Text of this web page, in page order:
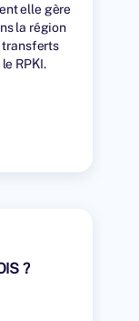
elle gère
la région
transferts
RPKI.
?